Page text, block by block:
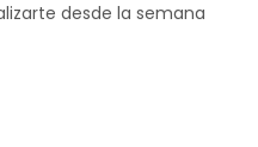
desde la semana